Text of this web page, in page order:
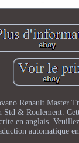
Renault Master
Std & Roulement.
en anglais.
automatique